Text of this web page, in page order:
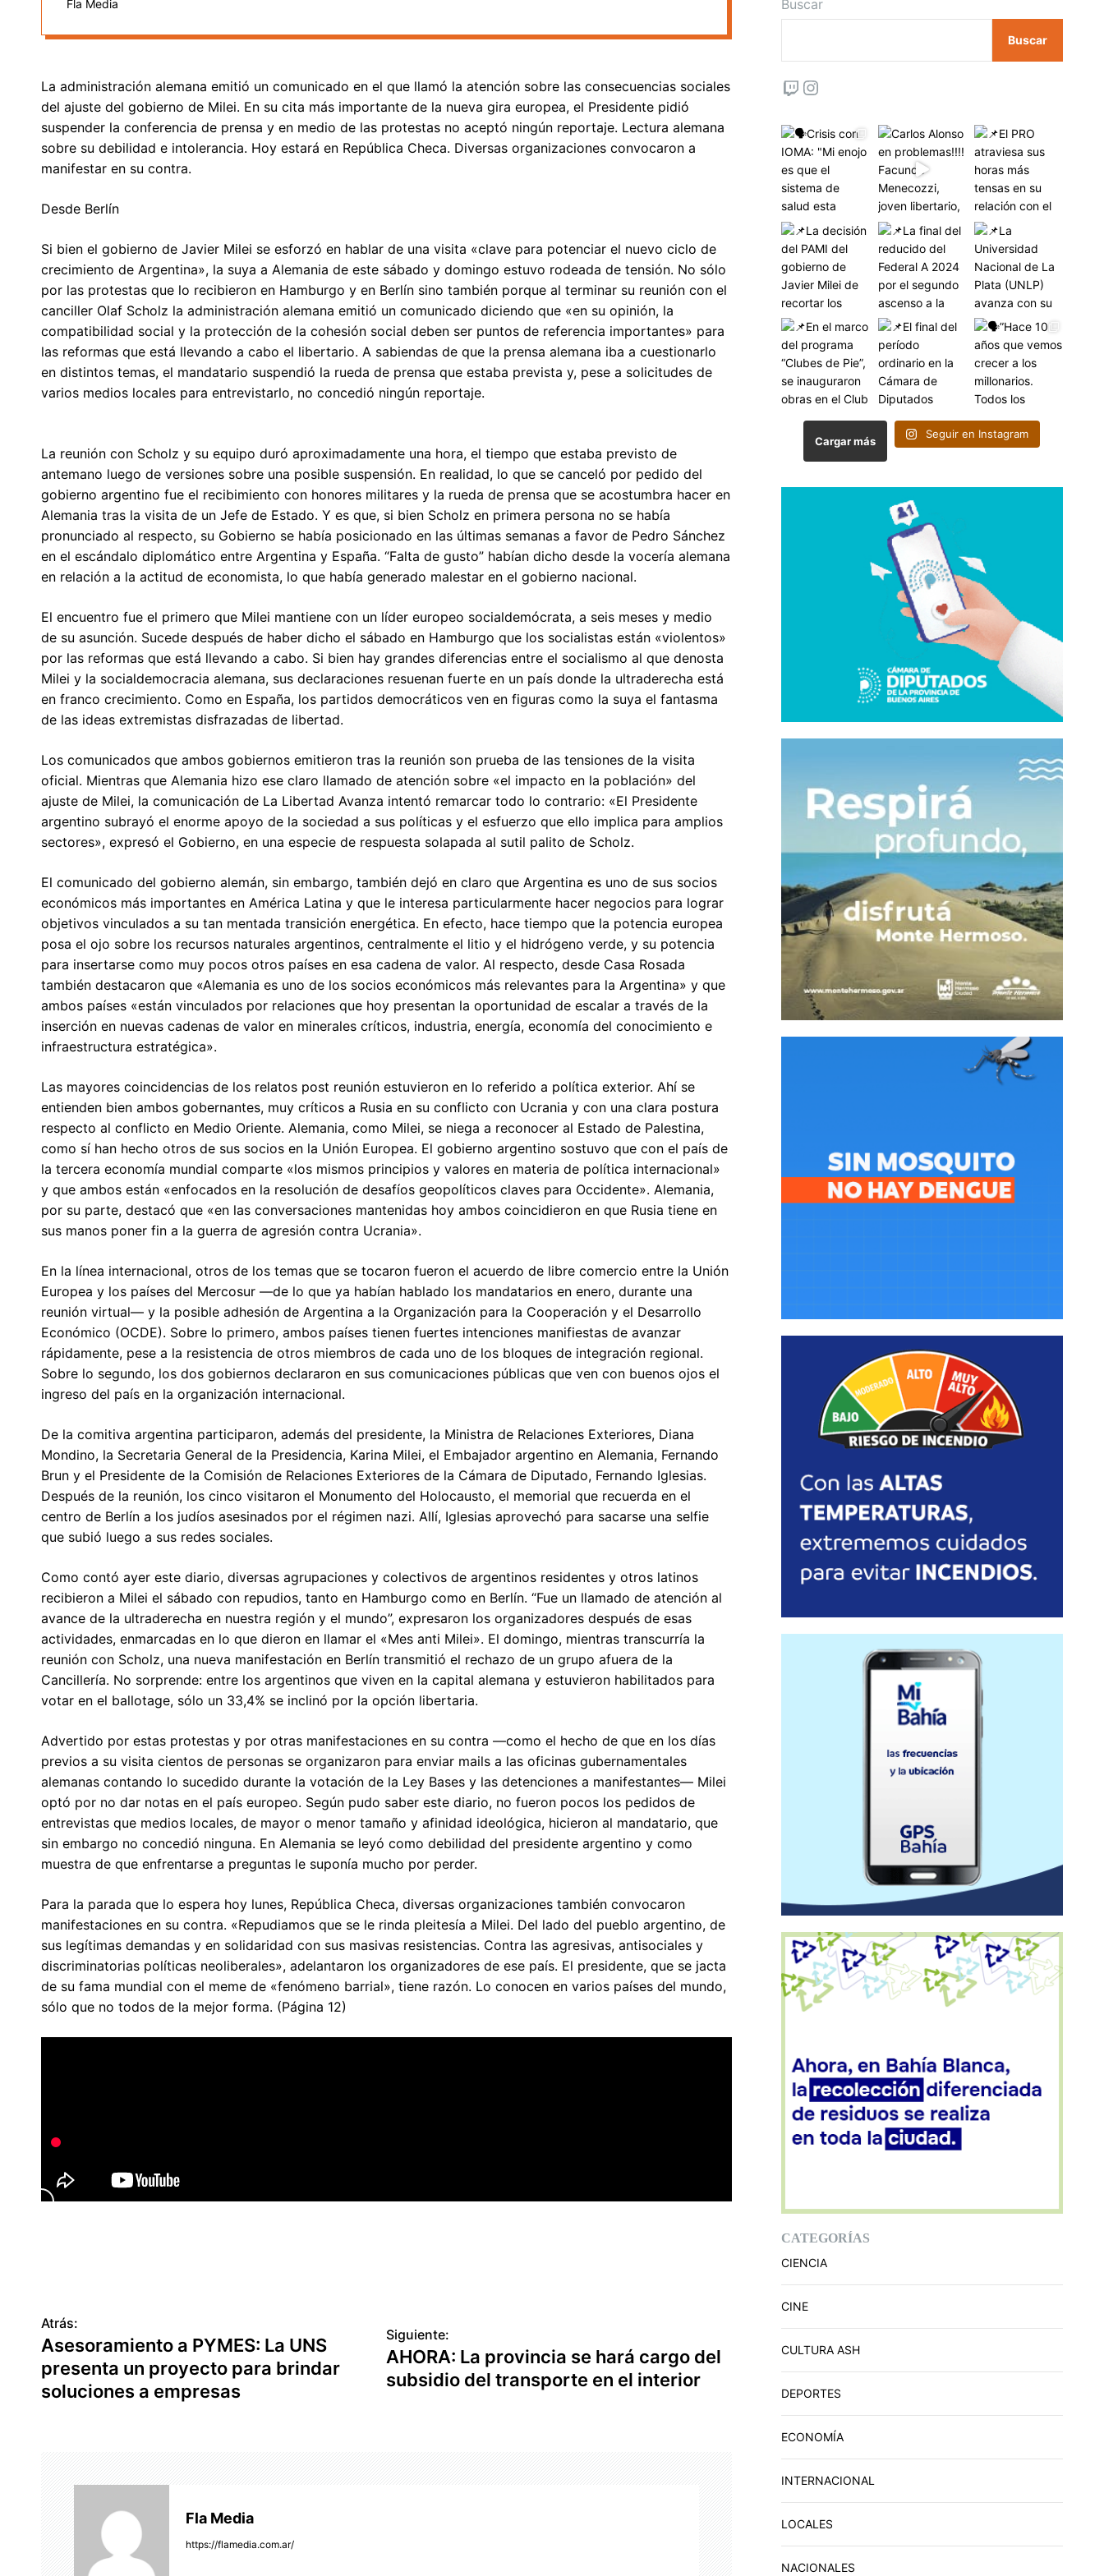
Fla Media
La administración alemana emitió un comunicado en el que llamó la atención sobre las consecuencias sociales
del ajuste del gobierno de Milei. En su cita más importante de la nueva gira europea, el Presidente pidió
suspender la conferencia de prensa y en medio de las protestas no aceptó ningún reportaje. Lectura alemana
sobre su debilidad e intolerancia. Hoy estará en República Checa. Diversas organizaciones convocaron a
manifestar en su contra.
Desde Berlín
Si bien el gobierno de Javier Milei se esforzó en hablar de una visita «clave para potenciar el nuevo ciclo de
crecimiento de Argentina», la suya a Alemania de este sábado y domingo estuvo rodeada de tensión. No sólo
por las protestas que lo recibieron en Hamburgo y en Berlín sino también porque al terminar su reunión con el
canciller Olaf Scholz la administración alemana emitió un comunicado diciendo que «en su opinión, la
compatibilidad social y la protección de la cohesión social deben ser puntos de referencia importantes» para
las reformas que está llevando a cabo el libertario. A sabiendas de que la prensa alemana iba a cuestionarlo
en distintos temas, el mandatario suspendió la rueda de prensa que estaba prevista y, pese a solicitudes de
varios medios locales para entrevistarlo, no concedió ningún reportaje.
La reunión con Scholz y su equipo duró aproximadamente una hora, el tiempo que estaba previsto de
antemano luego de versiones sobre una posible suspensión. En realidad, lo que se canceló por pedido del
gobierno argentino fue el recibimiento con honores militares y la rueda de prensa que se acostumbra hacer en
Alemania tras la visita de un Jefe de Estado. Y es que, si bien Scholz en primera persona no se había
pronunciado al respecto, su Gobierno se había posicionado en las últimas semanas a favor de Pedro Sánchez
en el escándalo diplomático entre Argentina y España. “Falta de gusto” habían dicho desde la vocería alemana
en relación a la actitud de economista, lo que había generado malestar en el gobierno nacional.
El encuentro fue el primero que Milei mantiene con un líder europeo socialdemócrata, a seis meses y medio
de su asunción. Sucede después de haber dicho el sábado en Hamburgo que los socialistas están «violentos»
por las reformas que está llevando a cabo. Si bien hay grandes diferencias entre el socialismo al que denosta
Milei y la socialdemocracia alemana, sus declaraciones resuenan fuerte en un país donde la ultraderecha está
en franco crecimiento. Como en España, los partidos democráticos ven en figuras como la suya el fantasma
de las ideas extremistas disfrazadas de libertad.
Los comunicados que ambos gobiernos emitieron tras la reunión son prueba de las tensiones de la visita
oficial. Mientras que Alemania hizo ese claro llamado de atención sobre «el impacto en la población» del
ajuste de Milei, la comunicación de La Libertad Avanza intentó remarcar todo lo contrario: «El Presidente
argentino subrayó el enorme apoyo de la sociedad a sus políticas y el esfuerzo que ello implica para amplios
sectores», expresó el Gobierno, en una especie de respuesta solapada al sutil palito de Scholz.
El comunicado del gobierno alemán, sin embargo, también dejó en claro que Argentina es uno de sus socios
económicos más importantes en América Latina y que le interesa particularmente hacer negocios para lograr
objetivos vinculados a su tan mentada transición energética. En efecto, hace tiempo que la potencia europea
posa el ojo sobre los recursos naturales argentinos, centralmente el litio y el hidrógeno verde, y su potencia
para insertarse como muy pocos otros países en esa cadena de valor. Al respecto, desde Casa Rosada
también destacaron que «Alemania es uno de los socios económicos más relevantes para la Argentina» y que
ambos países «están vinculados por relaciones que hoy presentan la oportunidad de escalar a través de la
inserción en nuevas cadenas de valor en minerales críticos, industria, energía, economía del conocimiento e
infraestructura estratégica».
Las mayores coincidencias de los relatos post reunión estuvieron en lo referido a política exterior. Ahí se
entienden bien ambos gobernantes, muy críticos a Rusia en su conflicto con Ucrania y con una clara postura
respecto al conflicto en Medio Oriente. Alemania, como Milei, se niega a reconocer al Estado de Palestina,
como sí han hecho otros de sus socios en la Unión Europea. El gobierno argentino sostuvo que con el país de
la tercera economía mundial comparte «los mismos principios y valores en materia de política internacional»
y que ambos están «enfocados en la resolución de desafíos geopolíticos claves para Occidente». Alemania,
por su parte, destacó que «en las conversaciones mantenidas hoy ambos coincidieron en que Rusia tiene en
sus manos poner fin a la guerra de agresión contra Ucrania».
En la línea internacional, otros de los temas que se tocaron fueron el acuerdo de libre comercio entre la Unión
Europea y los países del Mercosur —de lo que ya habían hablado los mandatarios en enero, durante una
reunión virtual— y la posible adhesión de Argentina a la Organización para la Cooperación y el Desarrollo
Económico​ (OCDE). Sobre lo primero, ambos países tienen fuertes intenciones manifiestas de avanzar
rápidamente, pese a la resistencia de otros miembros de cada uno de los bloques de integración regional.
Sobre lo segundo, los dos gobiernos declararon en sus comunicaciones públicas que ven con buenos ojos el
ingreso del país en la organización internacional.
De la comitiva argentina participaron, además del presidente, la Ministra de Relaciones Exteriores, Diana
Mondino, la Secretaria General de la Presidencia, Karina Milei, el Embajador argentino en Alemania, Fernando
Brun y el Presidente de la Comisión de Relaciones Exteriores de la Cámara de Diputado, Fernando Iglesias.
Después de la reunión, los cinco visitaron el Monumento del Holocausto, el memorial que recuerda en el
centro de Berlín a los judíos asesinados por el régimen nazi. Allí, Iglesias aprovechó para sacarse una selfie
que subió luego a sus redes sociales.
Como contó ayer este diario, diversas agrupaciones y colectivos de argentinos residentes y otros latinos
recibieron a Milei el sábado con repudios, tanto en Hamburgo como en Berlín. “Fue un llamado de atención al
avance de la ultraderecha en nuestra región y el mundo”, expresaron los organizadores después de esas
actividades, enmarcadas en lo que dieron en llamar el «Mes anti Milei». El domingo, mientras transcurría la
reunión con Scholz, una nueva manifestación en Berlín transmitió el rechazo de un grupo afuera de la
Cancillería. No sorprende: entre los argentinos que viven en la capital alemana y estuvieron habilitados para
votar en el ballotage, sólo un 33,4% se inclinó por la opción libertaria.
Advertido por estas protestas y por otras manifestaciones en su contra —como el hecho de que en los días
previos a su visita cientos de personas se organizaron para enviar mails a las oficinas gubernamentales
alemanas contando lo sucedido durante la votación de la Ley Bases y las detenciones a manifestantes— Milei
optó por no dar notas en el país europeo. Según pudo saber este diario, no fueron pocos los pedidos de
entrevistas que medios locales, de mayor o menor tamaño y afinidad ideológica, hicieron al mandatario, que
sin embargo no concedió ninguna. En Alemania se leyó como debilidad del presidente argentino y como
muestra de que enfrentarse a preguntas le suponía mucho por perder.
Para la parada que lo espera hoy lunes, República Checa, diversas organizaciones también convocaron
manifestaciones en su contra. «Repudiamos que se le rinda pleitesía a Milei. Del lado del pueblo argentino, de
sus legítimas demandas y en solidaridad con sus masivas resistencias. Contra las agresivas, antisociales y
discriminatorias políticas neoliberales», adelantaron los organizadores de ese país. El presidente, que se jacta
de su fama mundial con el meme de «fenómeno barrial», tiene razón. Lo conocen en varios países del mundo,
sólo que no todos de la mejor forma. (Página 12)
N
a
v
Atrás:
Asesoramiento a PYMES: La UNS
presenta un proyecto para brindar
soluciones a empresas
Siguiente:
AHORA: La provincia se hará cargo del
subsidio del transporte en el interior
Fla Media
https://flamedia.com.ar/
Buscar
Buscar
Twitch
Cargar más
Seguir en Instagram
CATEGORÍAS
CIENCIA
CINE
CULTURA ASH
DEPORTES
ECONOMÍA
INTERNACIONAL
LOCALES
NACIONALES